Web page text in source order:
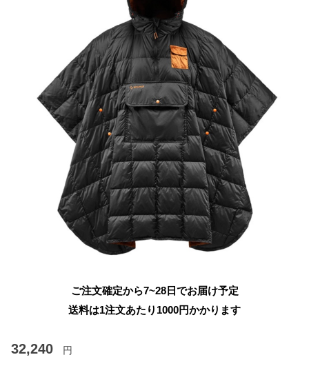
ご注文確定から7~28日でお届け予定
送料は1注文あたり 1000円かかります
32,240 円